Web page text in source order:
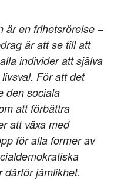
är en frihetsrörelse –
är att se till att
individer att själva
För att det
den sociala
att förbättra
att växa med
för alla former av
därför jämlikhet.